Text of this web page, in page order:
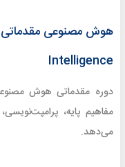
Intelligence
مفاهیم پایه،
می‌دهد.